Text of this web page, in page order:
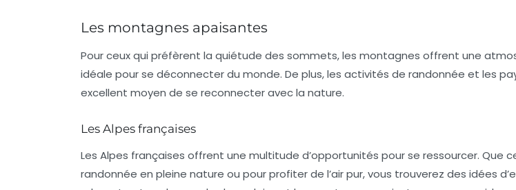
Les montagnes apaisantes
Pour ceux qui préfèrent la quiétude des sommets, les montagnes offrent une
idéale pour se déconnecter du monde. De plus, les activités de randonnée et les
excellent moyen de se reconnecter avec la nature.
Les Alpes françaises
Les Alpes françaises offrent une multitude d’opportunités pour se ressourcer. Que
randonnée en pleine nature ou pour profiter de l’air pur, vous trouverez des idées